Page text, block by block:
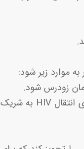
موارد زیر شود:
-عفونت های مقاربتی: اگر HIV دارید و مبتلا به BV هستید، در معرض خطر بیشتری برای انتقال HIV به شریک